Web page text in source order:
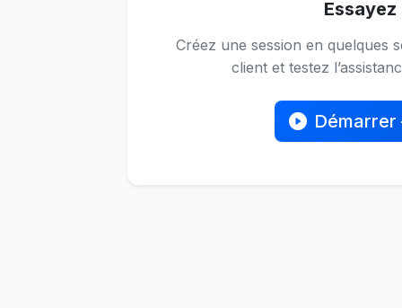
Créez une session en quelques
client et testez